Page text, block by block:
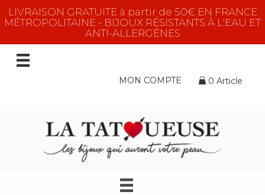
LIVRAISON GRATUITE à partir de 50€ EN FRANCE
MÉTROPOLITAINE - BIJOUX RÉSISTANTS À L'EAU ET
ANTI-ALLERGÈNES
MON COMPTE 0 Article